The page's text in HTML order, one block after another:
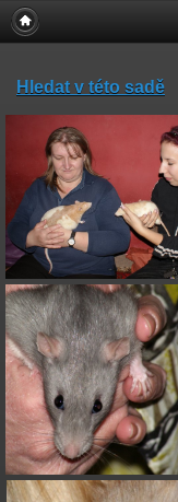
Hledat v této sadě